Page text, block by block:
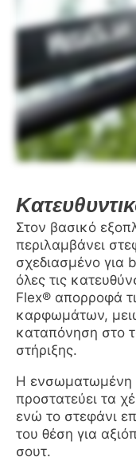
Στον βασικό
περιλαμβάνει
σχεδιασμένο
όλες τις
Flex® απορροφά
καρφωμάτων,
καταπόνηση στο
στήριξης.
Η ενσωματωμένη
προστατεύει τα
ενώ το στεφάνι
του θέση για
σουτ.